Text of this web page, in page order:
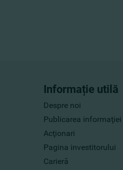
Informație utilă
Despre noi
Publicarea informaţiei
Acţionari
Pagina investitorului
Carieră